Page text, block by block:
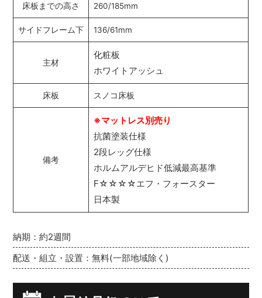
納期：約2週間
配送・組立・設置：無料(一部地域除く)
床板までの高さ 260/185mm
サイドフレーム下 136/61mm
主材
化粧板
ホワイトアッシュ
床板 スノコ床板
備考
※マットレス別売り
抗菌塗装仕様
2段レッグ仕様
ホルムアルデヒド低減最高基準
F☆☆☆☆エフ・フォースター
日本製